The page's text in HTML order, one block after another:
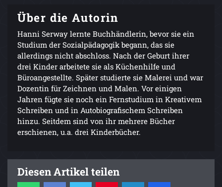
Über die Autorin
Hanni Serway lernte Buchhändlerin, bevor sie ein
Studium der Sozialpädagogik begann, das sie
allerdings nicht abschloss. Nach der Geburt ihrer
drei Kinder arbeitete sie als Küchenhilfe und
Büroangestellte. Später studierte sie Malerei und war
Dozentin für Zeichnen und Malen. Vor einigen
Jahren fügte sie noch ein Fernstudium in Kreativem
Schreiben und in Autobiografischem Schreiben
hinzu. Seitdem sind von ihr mehrere Bücher
erschienen, u.a. drei Kinderbücher.
Diesen Artikel teilen